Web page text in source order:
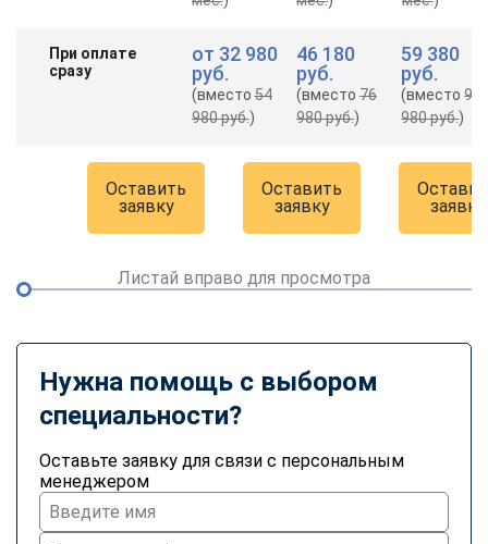
При оплате
сразу
от 32 980
руб.
(вместо54
980 руб.)
46 180
руб.
(вместо 76
980 руб.)
59 380
руб.
(вместо98
980 руб.)
Оставить
заявку
Оставить
заявку
заявку
Листай вправо для просмотра
Нужна помощь с выбором
специальности?
Оставьте заявку для связи с персональным
менеджером